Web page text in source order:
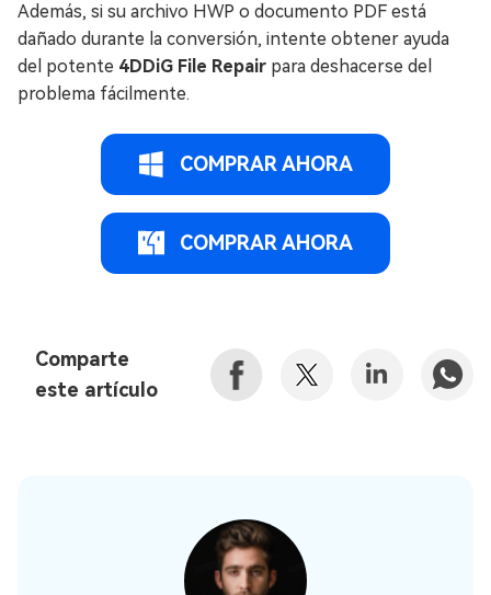
Además, si su archivo HWP o documento PDF está
dañado durante la conversión, intente obtener ayuda
del potente 4DDiG File Repair para deshacerse del
problema fácilmente.
COMPRAR AHORA
COMPRAR AHORA
Comparte
este artículo